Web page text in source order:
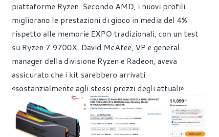
piattaforme Ryzen. Secondo AMD, i nuovi profili
migliorano le prestazioni di gioco in media del 4%
rispetto alle memorie EXPO tradizionali, con un test
su Ryzen 7 9700X. David McAfee, VP e general
manager della divisione Ryzen e Radeon, aveva
assicurato che i kit sarebbero arrivati
«sostanzialmente agli stessi prezzi degli attuali».